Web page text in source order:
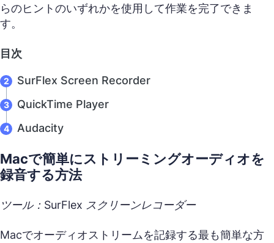
らのヒントのいずれかを使用して作業を完了できま
す。
目次
SurFlex Screen Recorder
QuickTime Player
Audacity
Macで簡単にストリーミングオーディオを
録音する方法
ツール：SurFlex スクリーンレコーダー
Macでオーディオストリームを記録する最も簡単な方